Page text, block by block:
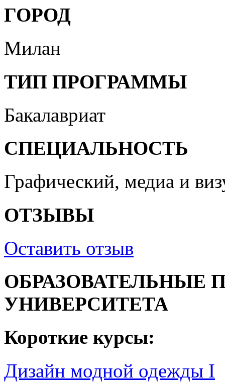
ГОРОД
Милан
ТИП ПРОГРАММЫ
Бакалавриат
СПЕЦИАЛЬНОСТЬ
Графический, медиа и
ОТЗЫВЫ
Оставить отзыв
ОБРАЗОВАТЕЛЬНЫЕ
УНИВЕРСИТЕТА
Короткие курсы:
Дизайн модной одежды I